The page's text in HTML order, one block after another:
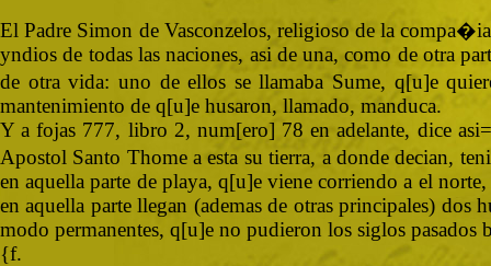
El Padre Simon de Vasconzelos, religioso de la
yndios de todas las naciones, asi de una, como de otra
de otra vida: uno de ellos se llamaba Sume, q[u]e
mantenimiento de q[u]e husaron, llamado, manduca.
Y a fojas 777, libro 2, num[ero] 78 en adelante, dice
Apostol Santo Thome a esta su tierra, a donde decian,
en aquella parte de playa, q[u]e viene corriendo a el
en aquella parte llegan (ademas de otras principales)
modo permanentes, q[u]e no pudieron los siglos